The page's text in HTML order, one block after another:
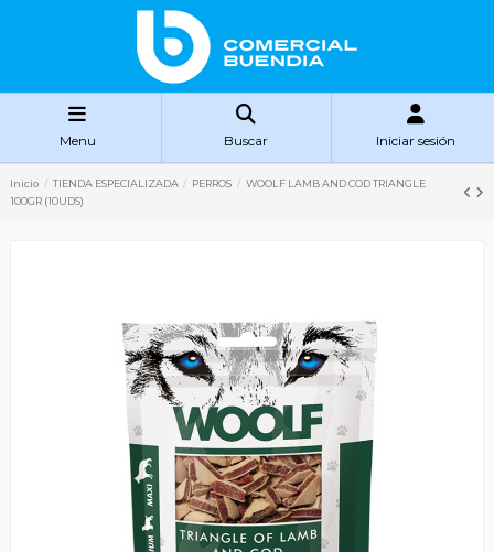
Menu Buscar Iniciar sesión
Inicio TIENDA ESPECIALIZADA PERROS
WOOLF LAMB AND COD TRIANGLE
100GR (10UDS)